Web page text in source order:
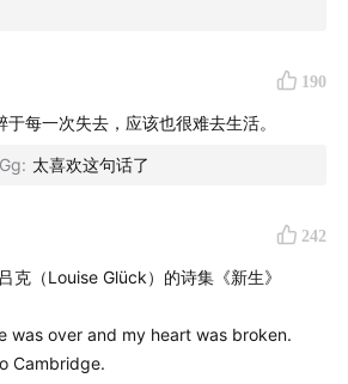
念，让爱与失去成为人生的母题
的方式，也是与过往相连的过程
独，但写作撇除了独处时的痛苦
片，能强烈地勾连起一整段故事
，对「东方叙事」有种幻想与误用
窄小而无意义，直到《末代皇帝》
190
于每一次失去，应该也很难去生活。
: 太喜欢这句话了
242
克（Louise Glück）的诗集《新生》
was over and my heart was broken.
Cambridge.